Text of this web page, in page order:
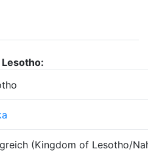
(Kingdom of Lesotho/